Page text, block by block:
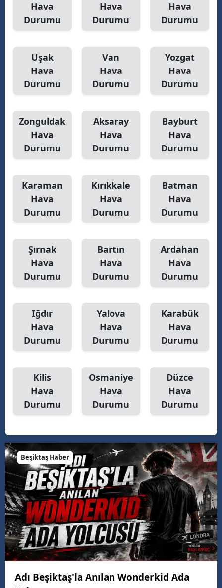
Hava
Durumu
Hava
Durumu
Hava
Durumu
Uşak
Hava
Durumu
Van
Hava
Durumu
Yozgat
Hava
Durumu
Zonguldak
Hava
Durumu
Aksaray
Hava
Durumu
Bayburt
Hava
Durumu
Karaman
Hava
Durumu
Kırıkkale
Hava
Durumu
Batman
Hava
Durumu
Şırnak
Hava
Durumu
Bartın
Hava
Durumu
Ardahan
Hava
Durumu
Iğdır
Hava
Durumu
Yalova
Hava
Durumu
Karabük
Hava
Durumu
Kilis
Hava
Durumu
Osmaniye
Hava
Durumu
Düzce
Hava
Durumu
Beşiktaş Haber
Adı Beşiktaş'la Anılan Wonderkid Ada